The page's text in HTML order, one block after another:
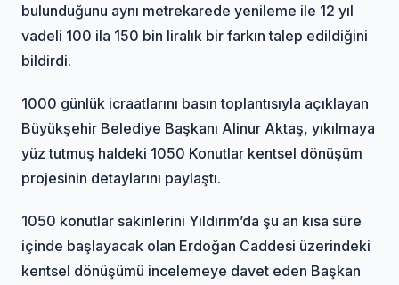
bulunduğunu aynı metrekarede yenileme ile 12 yıl
vadeli 100 ila 150 bin liralık bir farkın talep edildiğini
bildirdi.
1000 günlük icraatlarını basın toplantısıyla açıklayan
Büyükşehir Belediye Başkanı Alinur Aktaş, yıkılmaya
yüz tutmuş haldeki 1050 Konutlar kentsel dönüşüm
projesinin detaylarını paylaştı.
1050 konutlar sakinlerini Yıldırım’da şu an kısa süre
içinde başlayacak olan Erdoğan Caddesi üzerindeki
kentsel dönüşümü incelemeye davet eden Başkan